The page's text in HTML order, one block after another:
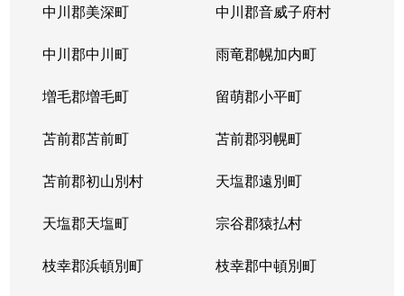
中川郡美深町 中川郡音威子府村
中川郡中川町 雨竜郡幌加内町
増毛郡増毛町 留萌郡小平町
苫前郡苫前町 苫前郡羽幌町
苫前郡初山別村 天塩郡遠別町
天塩郡天塩町 宗谷郡猿払村
枝幸郡浜頓別町 枝幸郡中頓別町